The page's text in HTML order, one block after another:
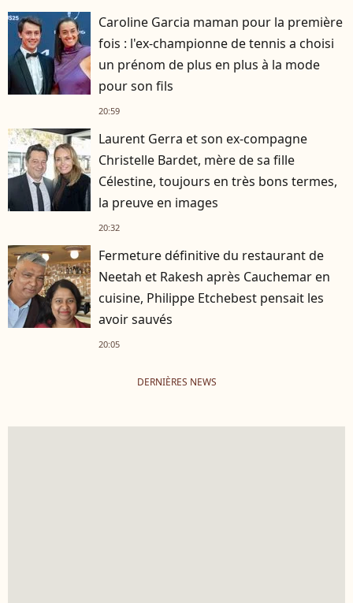
Caroline Garcia maman pour la première
fois : l'ex-championne de tennis a choisi
un prénom de plus en plus à la mode
pour son fils
20:59
Laurent Gerra et son ex-compagne
Christelle Bardet, mère de sa fille
Célestine, toujours en très bons termes,
la preuve en images
20:32
Fermeture définitive du restaurant de
Neetah et Rakesh après Cauchemar en
cuisine, Philippe Etchebest pensait les
avoir sauvés
20:05
DERNIÈRES NEWS